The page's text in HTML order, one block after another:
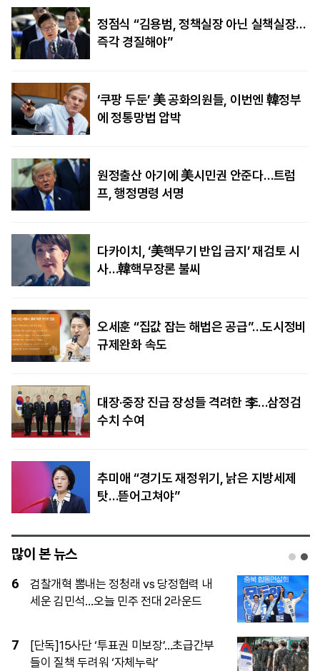
정점식 “김용범, 정책실장 아닌 실책실장…
즉각 경질해야”
‘쿠팡 두둔’ 美 공화의원들, 이번엔 韓정부
에 정통망법 압박
원정출산 아기에 美시민권 안준다…트럼
프, 행정명령 서명
다카이치, ‘美핵무기 반입 금지’ 재검토 시
사…韓핵무장론 불씨
오세훈 “집값 잡는 해법은 공급”…도시정비
규제완화 속도
대장·중장 진급 장성들 격려한 李…삼정검
수치 수여
추미애 “경기도 재정위기, 낡은 지방세제
탓…뜯어고쳐야”
많이 본 뉴스
1
李 “정확히 준비도 않고 왜 했나”…ISA 개
편안 재검토 지시
2 AI 덕에, 진격의 양안 수출 완전히 기염